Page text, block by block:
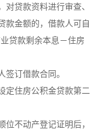
贷款资料进行审查、
款金额的，借款人可自
贷款剩余本息－住房
订借款合同。
定住房公积金贷款第二
不动产登记证明后，